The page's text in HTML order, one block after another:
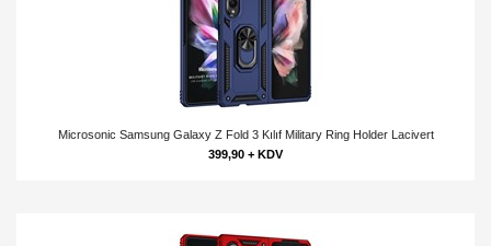
Microsonic Samsung Galaxy Z Fold 3 Kılıf Military Ring Holder Lacivert
399,90 + KDV